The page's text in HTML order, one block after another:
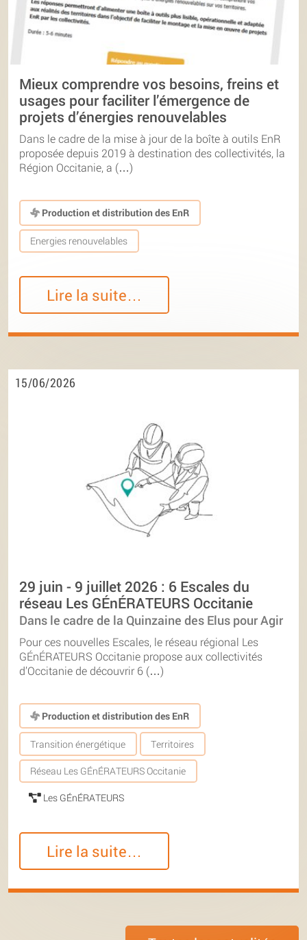
Mieux comprendre vos besoins, freins et
usages pour faciliter l’émergence de
projets d’énergies renouvelables
Dans le cadre de la mise à jour de la boîte à outils EnR
proposée depuis 2019 à destination des collectivités, la
Région Occitanie, a (…)
Production et distribution des EnR
Energies renouvelables
Lire la suite…
15/06/2026
29 juin - 9 juillet 2026 : 6 Escales du
réseau Les GÉnÉRATEURS Occitanie
Dans le cadre de la Quinzaine des Elus pour Agir
Pour ces nouvelles Escales, le réseau régional Les
GÉnÉRATEURS Occitanie propose aux collectivités
d’Occitanie de découvrir 6 (…)
Production et distribution des EnR
Transition énergétique Territoires
Réseau Les GÉnÉRATEURS Occitanie
Les GÉnÉRATEURS
Lire la suite…